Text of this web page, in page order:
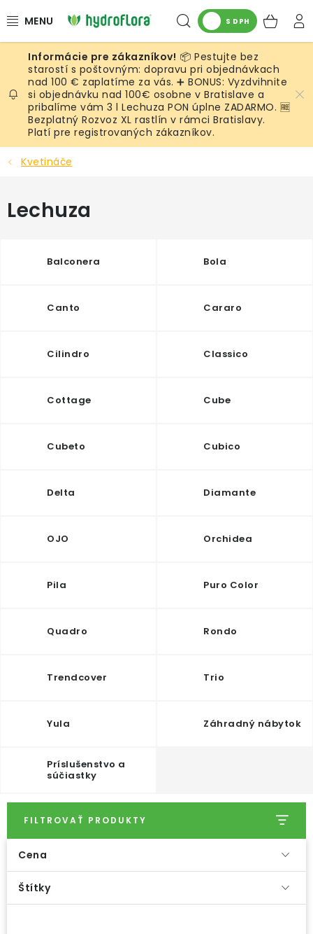
na
Hľadať
S DPH
RASTLINY
UMELÉ RASTLINY
KVETINÁČE
SUBSTRÁTY A PRÍSLUŠENSTVO
SERVIS INTERIÉROVEJ ZELENE
ODBORNÉ ČLÁNKY
MACHOVÉ STENY
NOVINKY
KVETINÁČE
Podmienky ochrany osobných údajov
Kontakt / Právne údaje
📦 Pestujte bez
starostí s poštovným: dopravu pri objednávkach
nad 100 € zaplatíme za vás. ➕ BONUS: Vyzdvihnite
si objednávku nad 100€ osobne v Bratislave a
pribalíme vám 3 l Lechuza PON úplne ZADARMO. 🆓
Bezplatný Rozvoz XL rastlín v rámci Bratislavy.
Platí pre registrovaných zákazníkov.
Kvetináče
Lechuza
Balconera Bola
Canto Cararo
Cilindro Classico
Cottage Cube
Cubeto Cubico
Delta Diamante
OJO Orchidea
Pila Puro Color
Quadro Rondo
Trendcover Trio
Yula Záhradný nábytok
Príslušenstvo a
súčiastky
FILTROVAŤ PRODUKTY
Cena
Štítky